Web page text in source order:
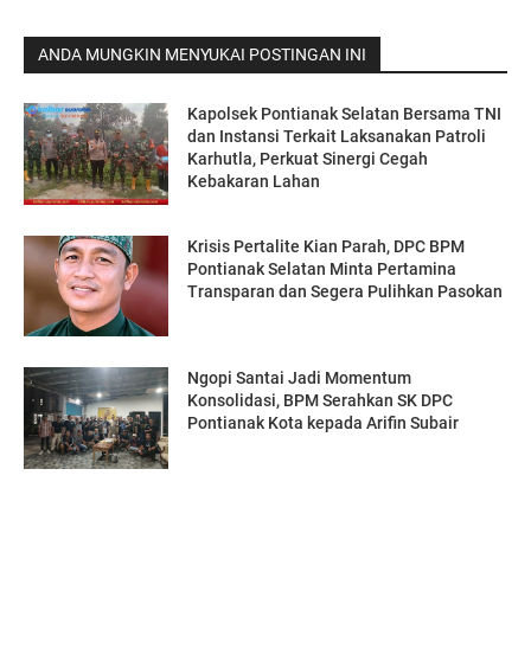
ANDA MUNGKIN MENYUKAI POSTINGAN INI
Kapolsek Pontianak Selatan Bersama TNI
dan Instansi Terkait Laksanakan Patroli
Karhutla, Perkuat Sinergi Cegah
Kebakaran Lahan
Krisis Pertalite Kian Parah, DPC BPM
Pontianak Selatan Minta Pertamina
Transparan dan Segera Pulihkan Pasokan
Ngopi Santai Jadi Momentum
Konsolidasi, BPM Serahkan SK DPC
Pontianak Kota kepada Arifin Subair